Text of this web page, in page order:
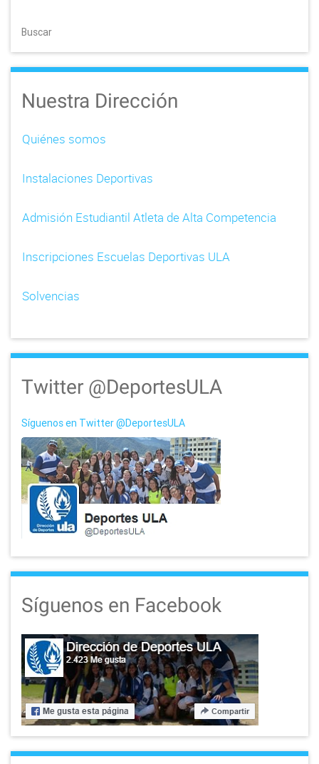
Buscar
Nuestra Dirección
Quiénes somos
Instalaciones Deportivas
Admisión Estudiantil Atleta de Alta Competencia
Inscripciones Escuelas Deportivas ULA
Solvencias
Twitter @DeportesULA
Síguenos en Twitter @DeportesULA
Síguenos en Facebook